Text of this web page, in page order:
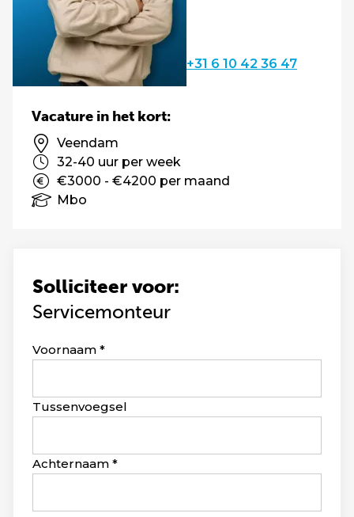
+31 6 10 42 36 47
Solliciteer voor:
Servicemonteur
Leave
blank
Voornaam
Tussenvoegsel
Achternaam
Vacature in het kort:
Veendam
32-40 uur per week
€3000 - €4200 per maand
Mbo